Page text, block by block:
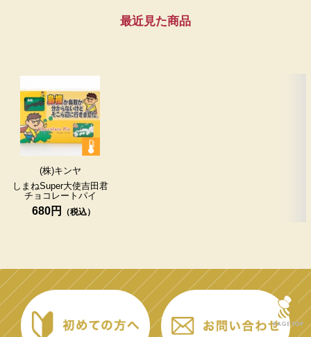
最近見た商品
(株)キンヤ
しまねSuper大使吉田君
チョコレート パイ
680円